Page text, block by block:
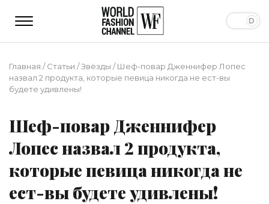
Главная /Статьи /Звёзды /Шеф-повар Дженнифер Лопес
назвал 2 продукта, которые певица никогда не ест-вы
будете удивлены!
Шеф-повар Дженнифер
Лопес назвал 2 продукта,
которые певица никогда не
ест-вы будете удивлены!